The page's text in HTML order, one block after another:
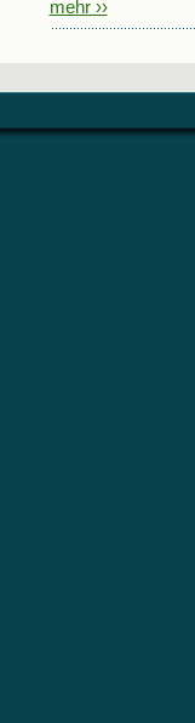
mehr ››